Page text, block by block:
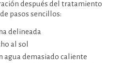
después del tratamiento
pasos sencillos:
delineada
al sol
agua demasiado caliente